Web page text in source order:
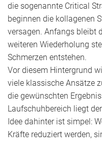
die sogenannte Critical
beginnen die kollagenen
versagen. Anfangs bleibt
weiteren Wiederholung
Schmerzen entstehen.
Vor diesem Hintergrund
viele klassische Ansätze
die gewünschten
Laufschuhbereich liegt
Idee dahinter ist simpel:
Kräfte reduziert werden,